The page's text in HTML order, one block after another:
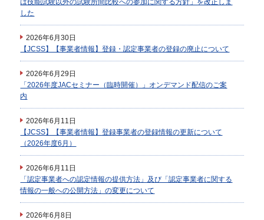
は技能試験以外の試験所間比較への参加に関する方針」を改正しま
した
2026年6月30日
【JCSS】【事業者情報】登録・認定事業者の登録の廃止について
2026年6月29日
「2026年度JACセミナー（臨時開催）」オンデマンド配信のご案
内
2026年6月11日
【JCSS】【事業者情報】登録事業者の登録情報の更新について
（2026年度6月）
2026年6月11日
「認定事業者への認定情報の提供方法」及び「認定事業者に関する
情報の一般への公開方法」の変更について
2026年6月8日